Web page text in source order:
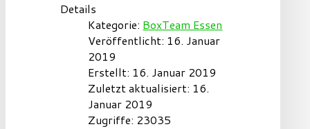
Details
Kategorie: BoxTeam Essen
Veröffentlicht: 16. Januar
2019
Erstellt: 16. Januar 2019
Zuletzt aktualisiert: 16.
Januar 2019
Zugriffe: 23035